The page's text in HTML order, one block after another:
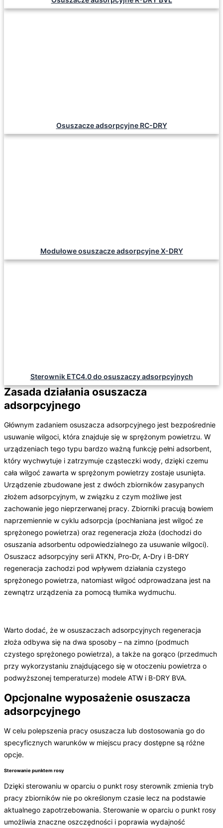
Osuszacze adsorpcyjne RC-DRY
Modułowe osuszacze adsorpcyjne X-DRY
Sterownik ETC4.0 do osuszaczy adsorpcyjnych
Zasada działania osuszacza
adsorpcyjnego
Głównym zadaniem osuszacza adsorpcyjnego jest bezpośrednie
usuwanie wilgoci, która znajduje się w sprężonym powietrzu. W
urządzeniach tego typu bardzo ważną funkcję pełni adsorbent,
który wychwytuje i zatrzymuje cząsteczki wody, dzięki czemu
cała wilgoć zawarta w sprężonym powietrzy zostaje usunięta.
Urządzenie zbudowane jest z dwóch zbiorników zasypanych
złożem adsorpcyjnym, w związku z czym możliwe jest
zachowanie jego nieprzerwanej pracy. Zbiorniki pracują bowiem
naprzemiennie w cyklu adsorpcja (pochłaniana jest wilgoć ze
sprężonego powietrza) oraz regeneracja złoża (dochodzi do
osuszania adsorbentu odpowiedzialnego za usuwanie wilgoci).
Osuszacz adsorpcyjny serii ATKN, Pro-Dr, A-Dry i B-DRY
regeneracja zachodzi pod wpływem działania czystego
sprężonego powietrza, natomiast wilgoć odprowadzana jest na
zewnątrz urządzenia za pomocą tłumika wydmuchu.
Warto dodać, że w osuszaczach adsorpcyjnych regeneracja
złoża odbywa się na dwa sposoby – na zimno (podmuch
czystego sprężonego powietrza), a także na gorąco (przedmuch
przy wykorzystaniu znajdującego się w otoczeniu powietrza o
podwyższonej temperaturze) modele ATW i B-DRY BVA.
Opcjonalne wyposażenie osuszacza
adsorpcyjnego
W celu polepszenia pracy osuszacza lub dostosowania go do
specyficznych warunków w miejscu pracy dostępne są różne
opcje.
Sterowanie punktem rosy
Dzięki sterowaniu w oparciu o punkt rosy sterownik zmienia tryb
pracy zbiorników nie po określonym czasie lecz na podstawie
aktualnego zapotrzebowania. Sterowanie w oparciu o punkt rosy
umożliwia znaczne oszczędności i poprawia wydajność